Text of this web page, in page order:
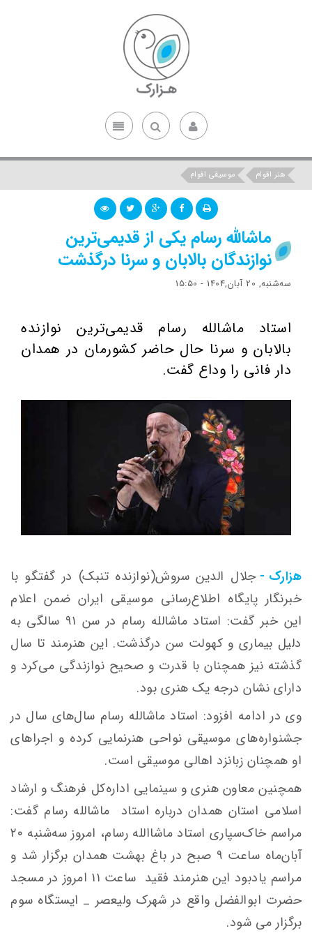
هنر اقوام موسیقی اقوام
ماشالله رسام یکی از قدیمی‌ترین
نوازندگان بالابان و سرنا درگذشت
ﺳﻪشنبه, 20 آبان,1404 - 15:50
استاد ماشالله رسام قدیمی‌ترین نوازنده
بالابان و سرنا حال حاضر کشورمان در همدان
دار فانی را وداع گفت.
هزارک - جلال الدین سروش(نوازنده تنبک) در گفتگو با
خبرنگار پایگاه اطلاع‌رسانی موسیقی ایران ضمن اعلام
این خبر گفت: استاد ماشالله رسام در سن ۹۱ سالگی به
دلیل بیماری و کهولت سن درگذشت. این هنرمند تا سال
گذشته نیز همچنان با قدرت و صحیح نوازندگی می‌کرد و
دارای نشان درجه یک هنری بود.
وی در ادامه افزود: استاد ماشالله رسام سال‌های سال در
جشنواره‌های موسیقی نواحی هنرنمایی کرده و اجراهای
او همچنان زبانزد اهالی موسیقی است.
همچنین معاون هنری و سینمایی اداره‌کل فرهنگ و ارشاد
اسلامی استان همدان درباره استاد ماشالله رسام گفت:
مراسم خاک‌سپاری استاد ماشاالله رسام، امروز سه‌شنبه ۲۰
آبان‌ماه ساعت ۹ صبح در باغ بهشت همدان برگزار شد و
مراسم یادبود این هنرمند فقید ساعت ۱۱ امروز در مسجد
حضرت ابوالفضل واقع در شهرک ولیعصر _ ایستگاه سوم
برگزار می شود.